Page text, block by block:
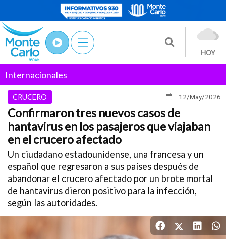
HOY
Internacionales
12/May/2026
CRUCERO
Confirmaron tres nuevos casos de
hantavirus en los pasajeros que viajaban
en el crucero afectado
Un ciudadano estadounidense, una francesa y un
español que regresaron a sus países después de
abandonar el crucero afectado por un brote mortal
de hantavirus dieron positivo para la infección,
según las autoridades.